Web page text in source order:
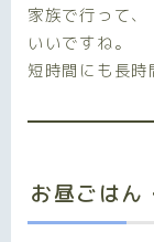
家族で行って
いいですね。
短時間にも長時
お昼ごはん